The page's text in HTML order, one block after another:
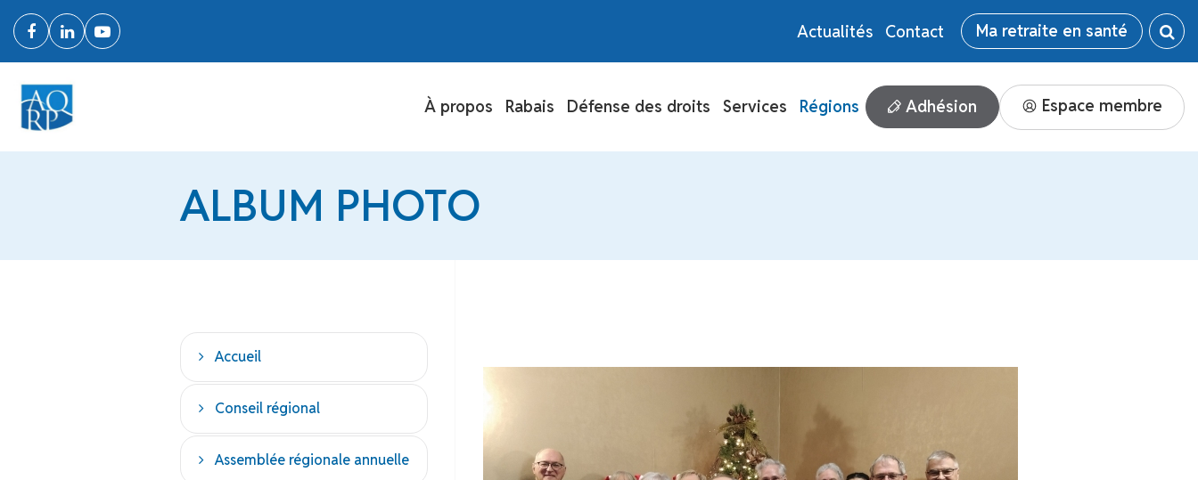
Actualités Contact Ma retraite en santé
À propos Rabais Défense des droits Services Régions Adhésion Espace membre
ALBUM PHOTO
Accueil
Conseil régional
Assemblée régionale annuelle